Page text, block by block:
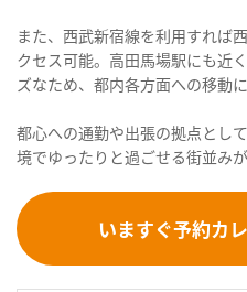
また、西武新宿線を利用すれば
クセス可能。高田馬場駅にも近
ズなため、都内各方面への移動に
都心への通勤や出張の拠点とし
境でゆったりと過ごせる街並み
いますぐ予約カ